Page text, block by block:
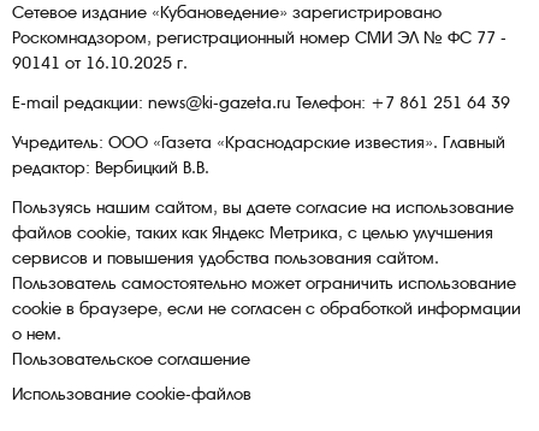
Пользовательское соглашение
Использование cookie-файлов
Сетевое издание «Кубановедение» зарегистрировано
Роскомнадзором, регистрационный номер СМИ ЭЛ № ФС 77 -
90141 от 16.10.2025 г.
E-mail редакции: news@ki-gazeta.ru Телефон: +7 861 251 64 39
Учредитель: ООО «Газета «Краснодарские известия». Главный
редактор: Вербицкий В.В.
Пользуясь нашим сайтом, вы даете согласие на использование
файлов сооkіе, таких как Яндекс Метрика, с целью улучшения
сервисов и повышения удобства пользования сайтом.
Пользователь самостоятельно может ограничить использование
сооkіе в браузере, если не согласен с обработкой информации
о нем.